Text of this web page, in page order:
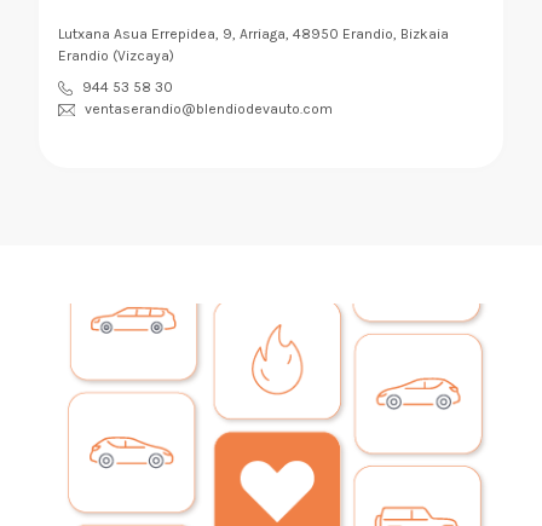
Lutxana Asua Errepidea, 9, Arriaga, 48950 Erandio, Bizkaia
Erandio (Vizcaya)
944 53 58 30
ventaserandio@blendiodevauto.com